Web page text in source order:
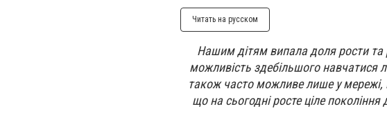
Читать на русском
Нашим дітям випала доля рости та
можливість здебільшого навчатися
також часто можливе лише у мережі,
що на сьогодні росте ціле покоління